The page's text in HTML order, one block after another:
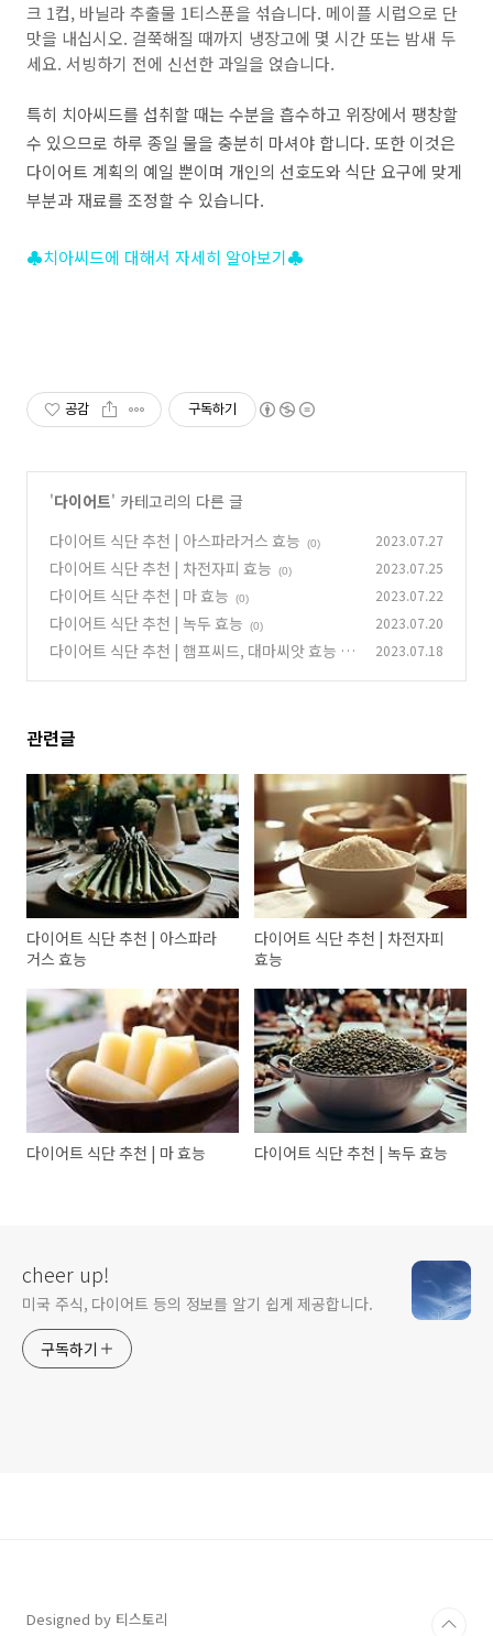
크 1컵, 바닐라 추출물 1티스푼을 섞습니다. 메이플 시럽으로 단
맛을 내십시오. 걸쭉해질 때까지 냉장고에 몇 시간 또는 밤새 두
세요. 서빙하기 전에 신선한 과일을 얹습니다.
특히 치아씨드를 섭취할 때는 수분을 흡수하고 위장에서 팽창할
수 있으므로 하루 종일 물을 충분히 마셔야 합니다. 또한 이것은
다이어트 계획의 예일 뿐이며 개인의 선호도와 식단 요구에 맞게
부분과 재료를 조정할 수 있습니다.
♣치아씨드에 대해서 자세히 알아보기♣
공감 구독하기
'다이어트' 카테고리의 다른 글
다이어트 식단 추천 | 아스파라거스 효능
(0) 2023.07.27
다이어트 식단 추천 | 차전자피 효능 (0) 2023.07.25
다이어트 식단 추천 | 마 효능 (0) 2023.07.22
다이어트 식단 추천 | 녹두 효능 (0) 2023.07.20
다이어트 식단 추천 | 햄프씨드, 대마씨앗 효능 2023.07.18
관련글
다이어트 식단 추천 | 아스파라
거스 효능
다이어트 식단 추천 | 차전자피
효능
다이어트 식단 추천 | 마 효능 다이어트 식단 추천 | 녹두 효능
cheer up!
미국 주식, 다이어트 등의 정보를 알기 쉽게 제공합니다.
구독하기
Designed by 티스토리